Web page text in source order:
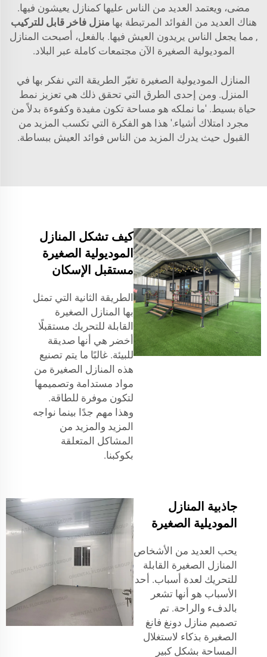
مضى، ويعتمد العديد من الناس عليها كمنازل يعيشون فيها.
هناك العديد من الفوائد المرتبطة بهامنزل فاخر قابل للتركيب
, مما يجعل الناس يريدون العيش فيها. بالفعل، أصبحت المنازل
الموديولية الصغيرة الآن مجتمعات كاملة عبر البلاد.
المنازل الموديولية الصغيرة تغيّر الطريقة التي نفكر بها في
المنزل. ومن إحدى الطرق التي تحقق ذلك هي تعزيز نمط
حياة بسيط. 'ما نملكه هو مساحة تكون مفيدة وكفوءة بدلاً من
مجرد امتلاك أشياء.' هذا هو الفكرة التي تكسب المزيد من
القبول حيث يدرك المزيد من الناس فوائد العيش ببساطة.
كيف تشكل المنازل
الموديولية الصغيرة
مستقبل الإسكان
الطريقة الثانية التي تمثل
بها المنازل الصغيرة
القابلة للتحريك مستقبلًا
أخضر هي أنها صديقة
للبيئة. غالبًا ما يتم تصنيع
هذه المنازل الصغيرة من
مواد مستدامة وتصميمها
لتكون موفرة للطاقة.
وهذا مهم جدًا بينما نواجه
المزيد والمزيد من
المشاكل المتعلقة
بكوكبنا.
جاذبية المنازل
الموديلية الصغيرة
يحب العديد من الأشخاص
المنازل الصغيرة القابلة
للتحريك لعدة أسباب. أحد
الأسباب هو أنها تشعر
بالدفء والراحة. تم
تصميم منازل دونغ فانغ
الصغيرة بذكاء لاستغلال
المساحة بشكل كبير